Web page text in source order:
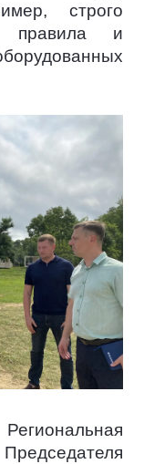
строго
правила и